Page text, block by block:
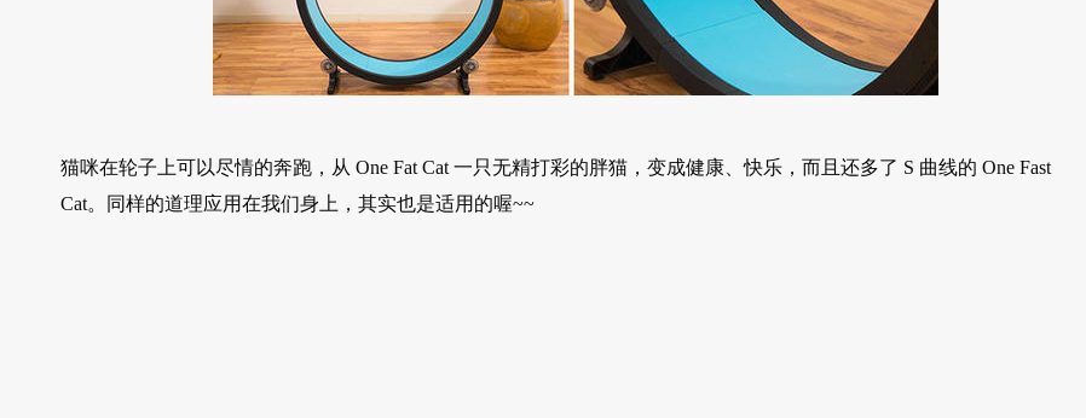
猫咪在轮子上可以尽情的奔跑，从 One Fat Cat 一只无精打彩的胖猫，变成健康、快乐，而且还多了 S 曲线的 One Fast
Cat。同样的道理应用在我们身上，其实也是适用的喔~~